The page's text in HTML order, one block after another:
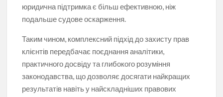
юридична підтримка є більш ефективною, ніж
подальше судове оскарження.
Таким чином, комплексний підхід до захисту прав
клієнтів передбачає поєднання аналітики,
практичного досвіду та глибокого розуміння
законодавства, що дозволяє досягати найкращих
результатів навіть у найскладніших правових